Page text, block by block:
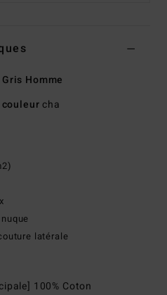
Homme
couleur cha
latérale
100% Coton